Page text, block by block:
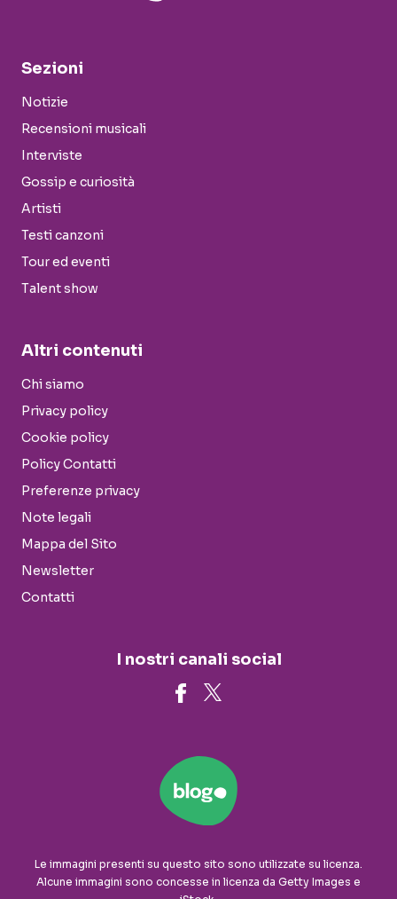
Sezioni
Notizie
Recensioni musicali
Interviste
Gossip e curiosità
Artisti
Testi canzoni
Tour ed eventi
Talent show
Altri contenuti
Chi siamo
Privacy policy
Cookie policy
Policy Contatti
Preferenze privacy
Note legali
Mappa del Sito
Newsletter
Contatti
I nostri canali social
Le immagini presenti su questo sito sono utilizzate su licenza.
Alcune immagini sono concesse in licenza da Getty Images e